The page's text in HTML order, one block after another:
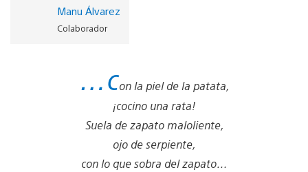
Manu Álvarez
Colaborador
…con la piel de la patata,
¡cocino una rata!
Suela de zapato maloliente,
ojo de serpiente,
con lo que sobra del zapato…